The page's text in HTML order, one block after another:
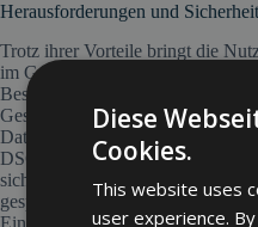
Herausforderungen und
Trotz ihrer Vorteile bringt die
im Gesundheitswesen spezifische
Besonders sensibel ist der
Gesundheitsdaten, die unter
Datenschutzanforderungen stehen
DSGVO und PDSG. Cloud-
sicherstellen, dass Daten
gespeichert werden, möglichst
Diese
Cookies.
This website uses
user experience.